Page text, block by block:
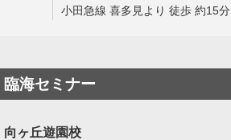
小田急線 喜多見より 徒歩 約15分
臨海セミナー
向ヶ丘遊園校